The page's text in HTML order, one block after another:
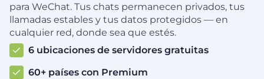
para WeChat. Tus chats permanecen privados, tus
llamadas estables y tus datos protegidos — en
cualquier red, donde sea que estés.
6 ubicaciones de servidores gratuitas
60+ países con Premium